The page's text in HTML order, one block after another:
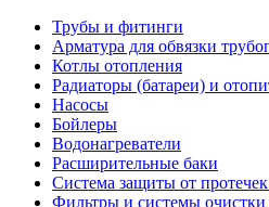
Трубы и фитинги
Арматура для обвязки
Котлы отопления
Радиаторы (батареи) и
Насосы
Бойлеры
Водонагреватели
Расширительные баки
Система защиты от
Фильтры и системы